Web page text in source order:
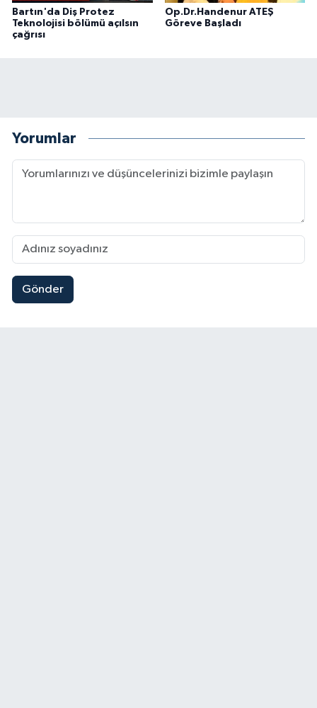
Bartın'da Diş Protez
Teknolojisi bölümü açılsın
çağrısı
Op.Dr.Handenur ATEŞ
Göreve Başladı
Yorumlar
Gönder